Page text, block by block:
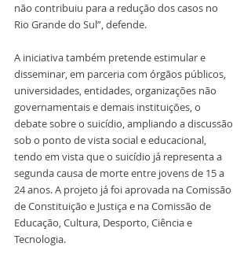
não contribuiu para a redução dos casos no
Rio Grande do Sul”, defende.
A iniciativa também pretende estimular e
disseminar, em parceria com órgãos públicos,
universidades, entidades, organizações não
governamentais e demais instituições, o
debate sobre o suicídio, ampliando a discussão
sob o ponto de vista social e educacional,
tendo em vista que o suicídio já representa a
segunda causa de morte entre jovens de 15 a
24 anos. A projeto já foi aprovada na Comissão
de Constituição e Justiça e na Comissão de
Educação, Cultura, Desporto, Ciência e
Tecnologia.